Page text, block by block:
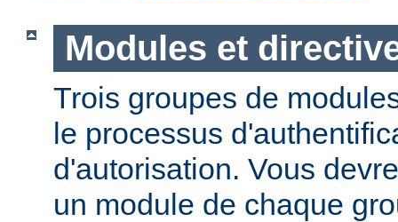
Modules et
Trois groupes de
le processus
d'autorisation. Vous
un module de chaque